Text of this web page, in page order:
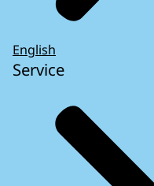
English
Service